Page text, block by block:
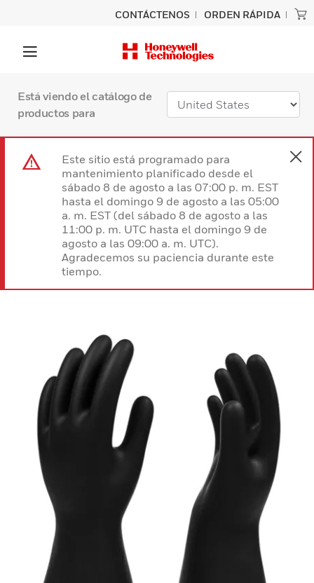
CONTÁCTENOS ORDEN RÁPIDA
Está viendo el catálogo de
productos para
Este sitio está programado para
mantenimiento planificado desde el
sábado 8 de agosto a las 07:00 p. m. EST
hasta el domingo 9 de agosto a las 05:00
a. m. EST (del sábado 8 de agosto a las
11:00 p. m. UTC hasta el domingo 9 de
agosto a las 09:00 a. m. UTC).
Agradecemos su paciencia durante este
tiempo.